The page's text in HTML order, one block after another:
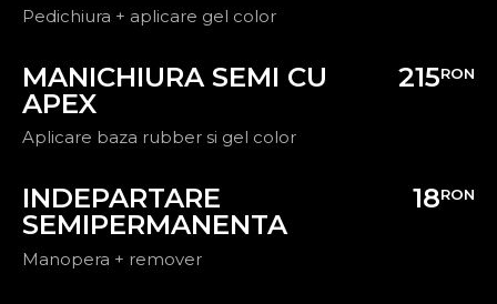
Pedichiura + aplicare gel color
MANICHIURA SEMI CU
APEX
215RON
Aplicare baza rubber si gel color
INDEPARTARE
SEMIPERMANENTA
18RON
Manopera + remover